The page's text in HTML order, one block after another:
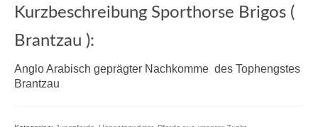
Bakszysz – Amurath 1881
Bachus Z – Bajar – Rasputin
Olisco – Jalisco B – Nithard AA – Tripoli AA
Kurzbeschreibung Sporthorse Brigos (
Brantzau ):
Anglo Arabisch geprägter Nachkomme des Tophengstes
Brantzau